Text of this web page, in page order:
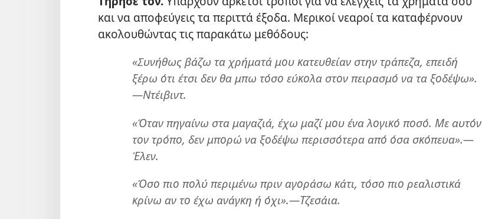
και να αποφεύγεις τα περιττά έξοδα. Μερικοί νεαροί τα καταφέρνουν
ακολουθώντας τις παρακάτω μεθόδους:
«Συνήθως βάζω τα χρήματά μου κατευθείαν στην τράπεζα, επειδή
ξέρω ότι έτσι δεν θα μπω τόσο εύκολα στον πειρασμό να τα ξοδέψω».
—Ντέιβιντ.
«Όταν πηγαίνω στα μαγαζιά, έχω μαζί μου ένα λογικό ποσό. Με αυτόν
τον τρόπο, δεν μπορώ να ξοδέψω περισσότερα από όσα σκόπευα».—
Έλεν.
«Όσο πιο πολύ περιμένω πριν αγοράσω κάτι, τόσο πιο ρεαλιστικά
κρίνω αν το έχω ανάγκη ή όχι».—Τζεσάια.